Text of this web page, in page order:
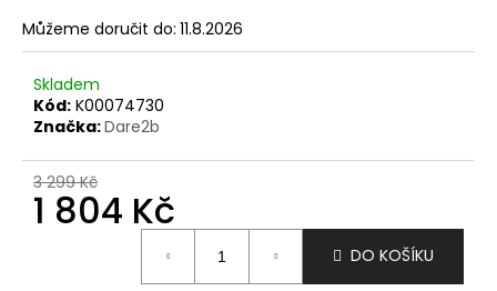
Můžeme doručit do: 11.8.2026
Skladem
Kód: K00074730
Značka:Dare2b
3 299 Kč
1 804 Kč
DO KOŠÍKU
o
p
u
č
u